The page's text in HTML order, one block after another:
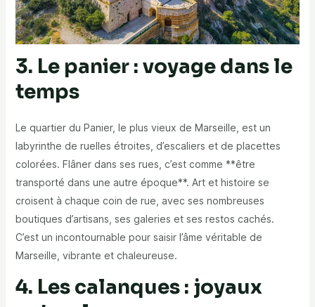
3. Le panier : voyage dans le
temps
Le quartier du Panier, le plus vieux de Marseille, est un
labyrinthe de ruelles étroites, d’escaliers et de placettes
colorées. Flâner dans ses rues, c’est comme **être
transporté dans une autre époque**. Art et histoire se
croisent à chaque coin de rue, avec ses nombreuses
boutiques d’artisans, ses galeries et ses restos cachés.
C’est un incontournable pour saisir l’âme véritable de
Marseille, vibrante et chaleureuse.
4. Les calanques : joyaux